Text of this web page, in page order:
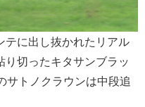
テに出し抜かれたリアル
り切ったキタサンブラッ
サトノクラウンは中段追